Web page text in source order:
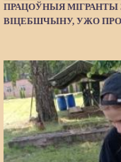
ПРАЦОЎНЫЯ МІГРАНТЫ
ВІЦЕБШЧЫНУ, УЖО